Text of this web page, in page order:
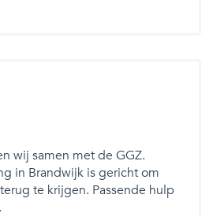
wij samen met de GGZ.
in Brandwijk is gericht om
te krijgen. Passende hulp